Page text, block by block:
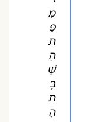
מַ
פַּ
ת
הַ
שַּׁ
בָּ
ת
הָ